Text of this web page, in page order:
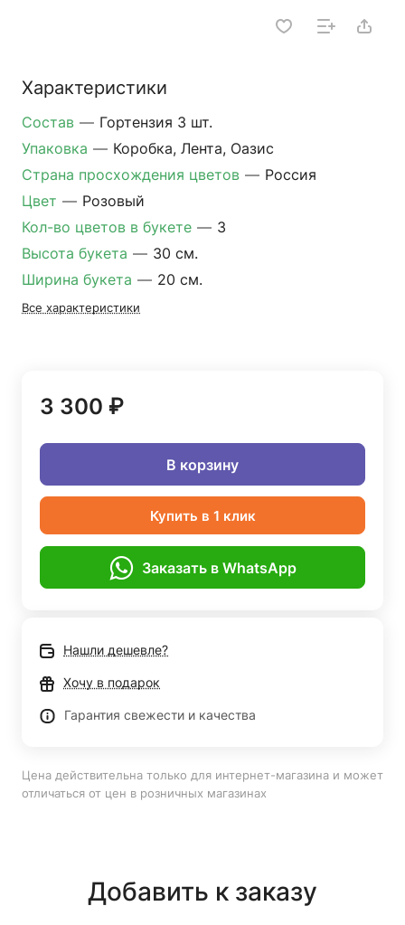
Характеристики
Состав — Гортензия 3 шт.
Упаковка — Коробка, Лента, Оазис
Страна просхождения цветов — Россия
Цвет — Розовый
Кол-во цветов в букете — 3
Высота букета — 30 см.
Ширина букета — 20 см.
Все характеристики
3 300 ₽
В корзину
Купить в 1 клик
Заказать в WhatsApp
Нашли дешевле?
Хочу в подарок
Гарантия свежести и качества
Цена действительна только для интернет-магазина и может
отличаться от цен в розничных магазинах
Добавить к заказу